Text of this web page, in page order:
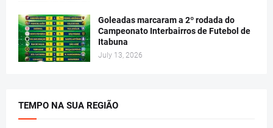
Goleadas marcaram a 2º rodada do
Campeonato Interbairros de Futebol de
Itabuna
July 13, 2026
TEMPO NA SUA REGIÃO